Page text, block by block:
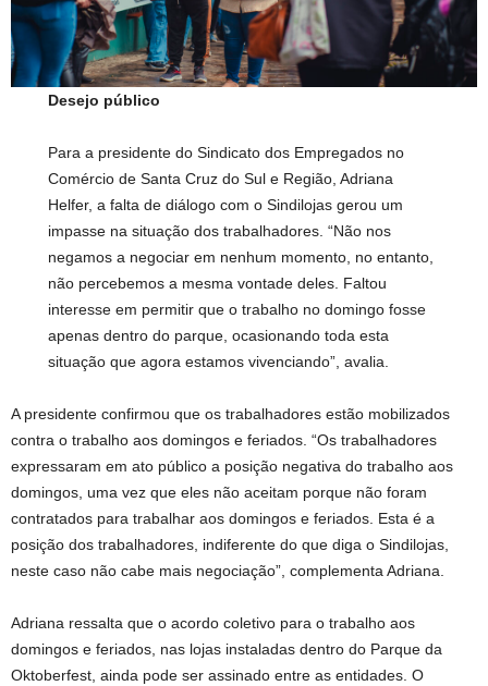
Desejo público
Para a presidente do Sindicato dos Empregados no
Comércio de Santa Cruz do Sul e Região, Adriana
Helfer, a falta de diálogo com o Sindilojas gerou um
impasse na situação dos trabalhadores. “Não nos
negamos a negociar em nenhum momento, no entanto,
não percebemos a mesma vontade deles. Faltou
interesse em permitir que o trabalho no domingo fosse
apenas dentro do parque, ocasionando toda esta
situação que agora estamos vivenciando”, avalia.
A presidente confirmou que os trabalhadores estão mobilizados
contra o trabalho aos domingos e feriados. “Os trabalhadores
expressaram em ato público a posição negativa do trabalho aos
domingos, uma vez que eles não aceitam porque não foram
contratados para trabalhar aos domingos e feriados. Esta é a
posição dos trabalhadores, indiferente do que diga o Sindilojas,
neste caso não cabe mais negociação”, complementa Adriana.
Adriana ressalta que o acordo coletivo para o trabalho aos
domingos e feriados, nas lojas instaladas dentro do Parque da
Oktoberfest, ainda pode ser assinado entre as entidades. O